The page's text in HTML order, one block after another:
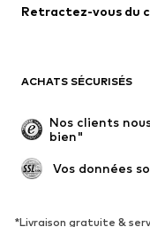
Manteaux
Occasions spéciales
Remise à neuf
Nouveautés
Retractez-vous du
ACHATS SÉCURISÉS
Nos clients
bien"
Vos données
*Livraison gratuite &